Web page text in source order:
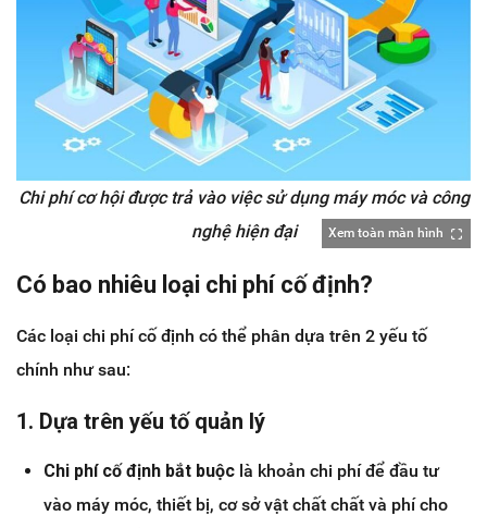
Xem toàn màn hình
Chi phí cơ hội được trả vào việc sử dụng máy móc và công
nghệ hiện đại
Có bao nhiêu loại chi phí cố định?
Các loại chi phí cố định có thể phân dựa trên 2 yếu tố
chính như sau:
1. Dựa trên yếu tố quản lý
Chi phí cố định bắt buộc là khoản chi phí để đầu tư
vào máy móc, thiết bị, cơ sở vật chất chất và phí cho